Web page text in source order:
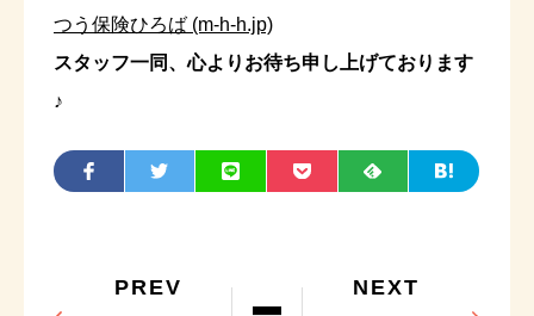
つう保険ひろば (m-h-h.jp)
スタッフ一同、心よりお待ち申し上げております
♪
PREV NEXT